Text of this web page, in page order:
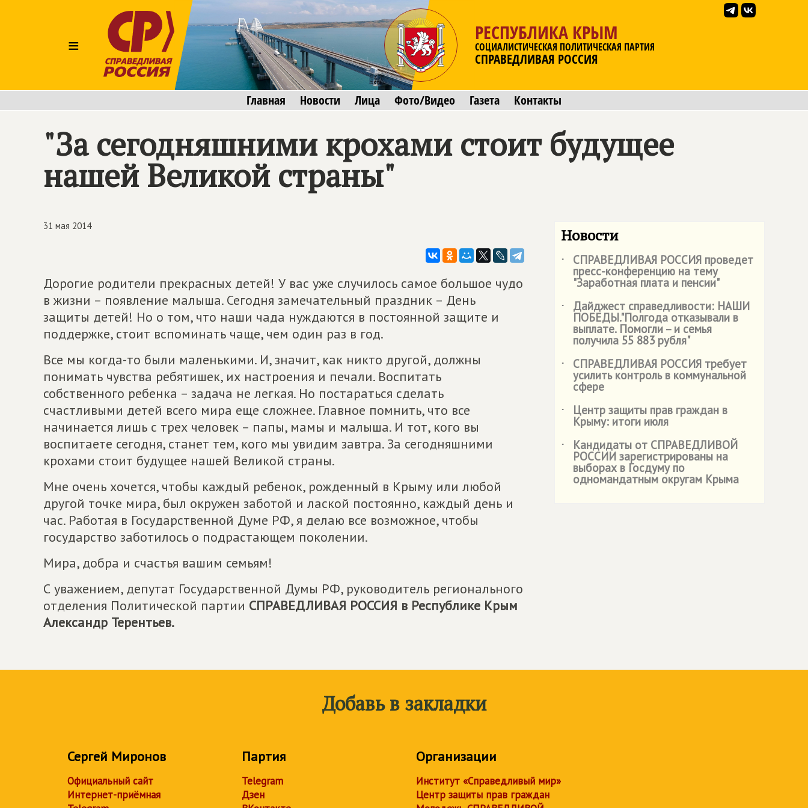
≡
РЕСПУБЛИКА КРЫМ
СОЦИАЛИСТИЧЕСКАЯ ПОЛИТИЧЕСКАЯ ПАРТИЯ
СПРАВЕДЛИВАЯ РОССИЯ
Главная Новости Лица Фото/Видео Газета Контакты
"За сегодняшними крохами стоит будущее
нашей Великой страны"
31 мая 2014
Дорогие родители прекрасных детей! У вас уже случилось самое большое чудо
в жизни – появление малыша. Сегодня замечательный праздник – День
защиты детей! Но о том, что наши чада нуждаются в постоянной защите и
поддержке, стоит вспоминать чаще, чем один раз в год.
Все мы когда-то были маленькими. И, значит, как никто другой, должны
понимать чувства ребятишек, их настроения и печали. Воспитать
собственного ребенка – задача не легкая. Но постараться сделать
счастливыми детей всего мира еще сложнее. Главное помнить, что все
начинается лишь с трех человек – папы, мамы и малыша. И тот, кого вы
воспитаете сегодня, станет тем, кого мы увидим завтра. За сегодняшними
крохами стоит будущее нашей Великой страны.
Мне очень хочется, чтобы каждый ребенок, рожденный в Крыму или любой
другой точке мира, был окружен заботой и лаской постоянно, каждый день и
час. Работая в Государственной Думе РФ, я делаю все возможное, чтобы
государство заботилось о подрастающем поколении.
Мира, добра и счастья вашим семьям!
С уважением, депутат Государственной Думы РФ, руководитель регионального
отделения Политической партии СПРАВЕДЛИВАЯ РОССИЯ в Республике Крым
Александр Терентьев.
Новости
˙ СПРАВЕДЛИВАЯ РОССИЯ проведет
пресс-конференцию на тему
"Заработная плата и пенсии"
˙
Дайджест справедливости: НАШИ
ПОБЕДЫ."Полгода отказывали в
выплате. Помогли – и семья
получила 55 883 рубля"
˙
СПРАВЕДЛИВАЯ РОССИЯ требует
усилить контроль в коммунальной
сфере
˙
Центр защиты прав граждан в
Крыму: итоги июля
˙
Кандидаты от СПРАВЕДЛИВОЙ
РОССИИ зарегистрированы на
выборах в Госдуму по
одномандатным округам Крыма
Добавь в закладки
Сергей Миронов
Официальный сайт
Интернет-приёмная
Партия
Telegram
Дзен
Организации
Институт «Справедливый мир»
Центр защиты прав граждан